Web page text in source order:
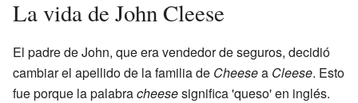
La vida de John Cleese
El padre de John, que era vendedor de seguros, decidió
cambiar el apellido de la familia de Cheesea Cleese. Esto
fue porque la palabracheesesignifica 'queso' en inglés.